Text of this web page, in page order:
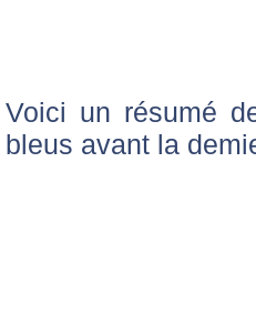
Voici un résumé
bleus avant la